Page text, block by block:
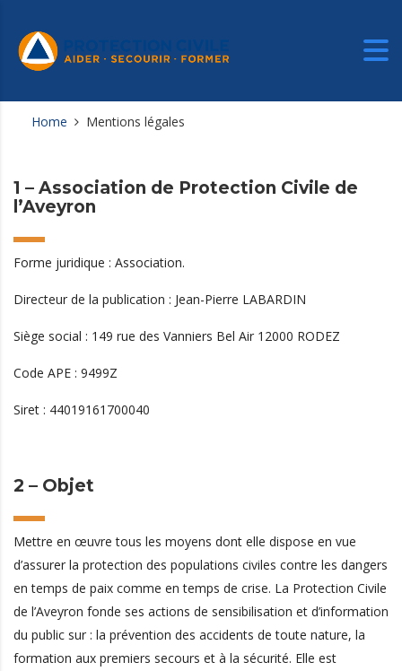
Home Mentions légales
1 – Association de Protection Civile de
l’Aveyron
Forme juridique : Association.
Directeur de la publication : Jean-Pierre LABARDIN
Siège social : 149 rue des Vanniers Bel Air 12000 RODEZ
Code APE : 9499Z
Siret : 44019161700040
2 – Objet
Mettre en œuvre tous les moyens dont elle dispose en vue
d’assurer la protection des populations civiles contre les dangers
en temps de paix comme en temps de crise. La Protection Civile
de l’Aveyron fonde ses actions de sensibilisation et d’information
du public sur : la prévention des accidents de toute nature, la
formation aux premiers secours et à la sécurité. Elle est